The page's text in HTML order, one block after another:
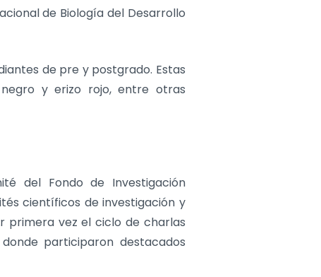
de Biología del Desarrollo
de pre y postgrado. Estas
y erizo rojo, entre otras
del Fondo de Investigación
científicos de investigación y
primera vez el ciclo de charlas
participaron destacados